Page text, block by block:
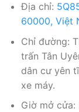
Địa chỉ:
60000, Việt
Chỉ đường:
trấn Tân
dân cư yên
xe máy.
Giờ mở cửa: